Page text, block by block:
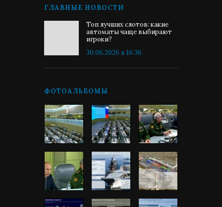
ГЛАВНЫЕ НОВОСТИ
Топ лучших слотов: какие
автоматы чаще выбирают
игроки?
30.06.2026 в 16:36
ФОТОАЛЬБОМЫ